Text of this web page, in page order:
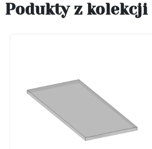
Podukty z kolekcji